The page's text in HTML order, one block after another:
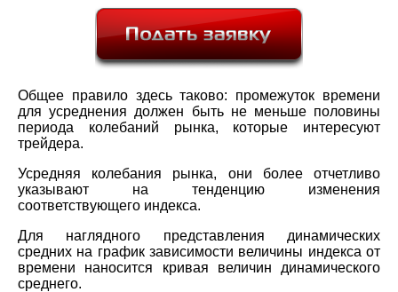
Общее правило здесь таково: промежуток времени
для усреднения должен быть не меньше половины
периода колебаний рынка, которые интересуют
трейдера.
Усредняя колебания рынка, они более отчетливо
указывают на тенденцию изменения
соответствующего индекса.
Для наглядного представления динамических
средних на график зависимости величины индекса от
времени наносится кривая величин динамического
среднего.